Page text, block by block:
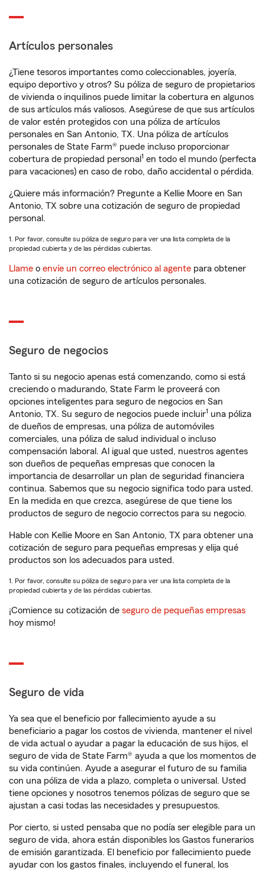
Artículos personales
¿Tiene tesoros importantes como coleccionables, joyería,
equipo deportivo y otros? Su póliza de seguro de propietarios
de vivienda o inquilinos puede limitar la cobertura en algunos
de sus artículos más valiosos. Asegúrese de que sus artículos
de valor estén protegidos con una póliza de artículos
personales en San Antonio, TX. Una póliza de artículos
personales de State Farm® puede incluso proporcionar
cobertura de propiedad personal 1 en todo el mundo (perfecta
para vacaciones) en caso de robo, daño accidental o pérdida.
¿Quiere más información? Pregunte a Kellie Moore en San
Antonio, TX sobre una cotización de seguro de propiedad
personal.
1. Por favor, consulte su póliza de seguro para ver una lista completa de la
propiedad cubierta y de las pérdidas cubiertas.
Llame o envíe un correo electrónico al agente para obtener
una cotización de seguro de artículos personales.
Seguro de negocios
Tanto si su negocio apenas está comenzando, como si está
creciendo o madurando, State Farm le proveerá con
opciones inteligentes para seguro de negocios en San
Antonio, TX. Su seguro de negocios puede incluir1 una póliza
de dueños de empresas, una póliza de automóviles
comerciales, una póliza de salud individual o incluso
compensación laboral. Al igual que usted, nuestros agentes
son dueños de pequeñas empresas que conocen la
importancia de desarrollar un plan de seguridad financiera
continua. Sabemos que su negocio significa todo para usted.
En la medida en que crezca, asegúrese de que tiene los
productos de seguro de negocio correctos para su negocio.
Hable con Kellie Moore en San Antonio, TX para obtener una
cotización de seguro para pequeñas empresas y elija qué
productos son los adecuados para usted.
1. Por favor, consulte su póliza de seguro para ver una lista completa de la
propiedad cubierta y de las pérdidas cubiertas.
¡Comience su cotización de seguro de pequeñas empresas
hoy mismo!
Seguro de vida
Ya sea que el beneficio por fallecimiento ayude a su
beneficiario a pagar los costos de vivienda, mantener el nivel
de vida actual o ayudar a pagar la educación de sus hijos, el
seguro de vida de State Farm® ayuda a que los momentos de
su vida continúen. Ayude a asegurar el futuro de su familia
con una póliza de vida a plazo, completa o universal. Usted
tiene opciones y nosotros tenemos pólizas de seguro que se
ajustan a casi todas las necesidades y presupuestos.
Por cierto, si usted pensaba que no podía ser elegible para un
seguro de vida, ahora están disponibles los Gastos funerarios
de emisión garantizada. El beneficio por fallecimiento puede
ayudar con los gastos finales, incluyendo el funeral, los